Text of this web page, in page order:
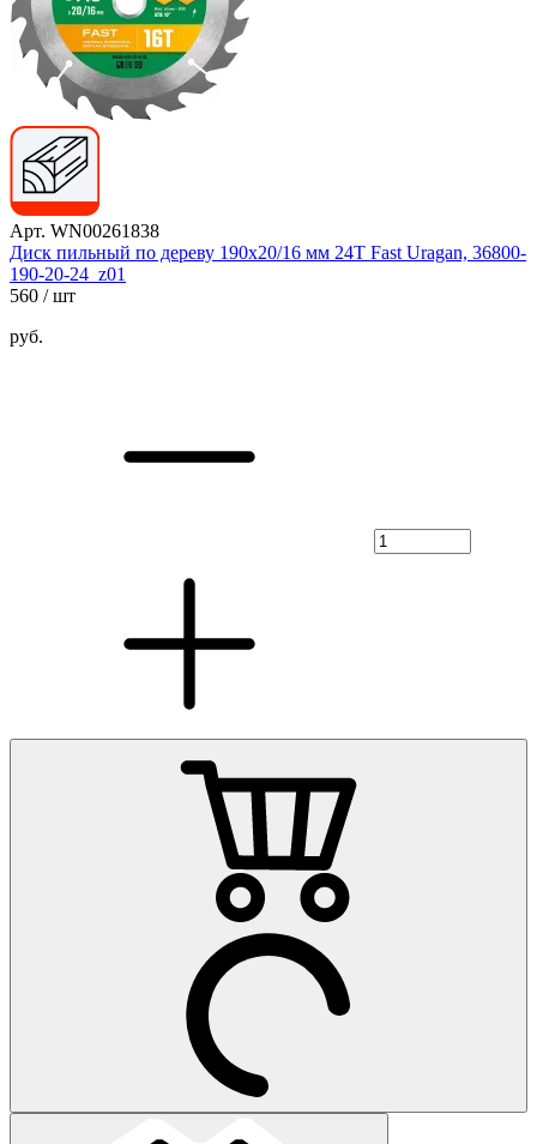
Арт. WN00261838
Диск пильный по дереву 190х20/16 мм 24Т Fast Uragan, 36800-
190-20-24_z01
560 / шт
руб.